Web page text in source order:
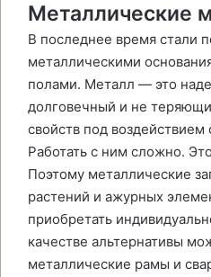
Металлические
В последнее время стали
металлическими
полами. Металл — это
долговечный и не
свойств под
Работать с ним сложно.
Поэтому металлические
растений и ажурных
приобретать
качестве альтернативы
металлические рамы и